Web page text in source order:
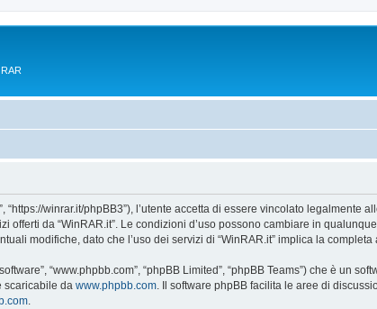
“https://winrar.it/phpBB3”), l’utente accetta di essere vincolato
offerti da “WinRAR.it”. Le condizioni d’uso possono cambiare in
modifiche, dato che l’uso dei servizi di “WinRAR.it” implica la completa
“www.phpbb.com”, “phpBB Limited”, “phpBB Teams”) che è un
scaricabile da www.phpbb.com . Il software phpBB facilita le aree di